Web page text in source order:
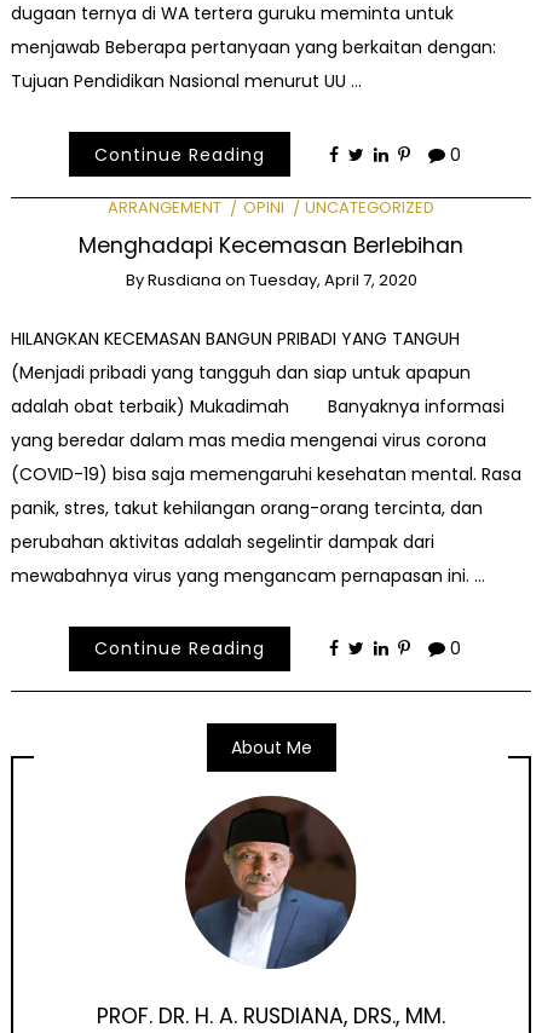
dugaan ternya di WA tertera guruku meminta untuk
menjawab Beberapa pertanyaan yang berkaitan dengan:
Tujuan Pendidikan Nasional menurut UU …
Continue Reading 0
ARRANGEMENT OPINI UNCATEGORIZED
Menghadapi Kecemasan Berlebihan
ByRusdiana on Tuesday, April 7, 2020
HILANGKAN KECEMASAN BANGUN PRIBADI YANG TANGUH
(Menjadi pribadi yang tangguh dan siap untuk apapun
adalah obat terbaik) Mukadimah Banyaknya informasi
yang beredar dalam mas media mengenai virus corona
(COVID-19) bisa saja memengaruhi kesehatan mental. Rasa
panik, stres, takut kehilangan orang-orang tercinta, dan
perubahan aktivitas adalah segelintir dampak dari
mewabahnya virus yang mengancam pernapasan ini. …
Continue Reading 0
About Me
PROF. DR. H. A. RUSDIANA, DRS., MM.